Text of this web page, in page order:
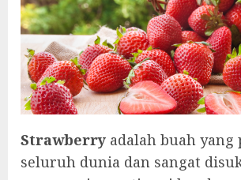
Strawberry adalah buah
seluruh dunia dan sangat